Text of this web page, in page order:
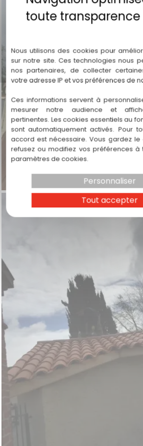
Nous utilisons des cookies pour
sur notre site. Ces technologies nous
nos partenaires, de collecter
votre adresse IP et vos préférences de
Ces informations servent à
mesurer notre audience et
pertinentes. Les cookies essentiels au
sont automatiquement activés. Pour
accord est nécessaire. Vous gardez
refusez ou modifiez vos préférences
paramètres de cookies.
Tout accepter
Personnaliser